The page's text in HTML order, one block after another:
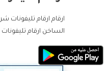
ارقام ارقام تليفونات
الساخن ارقام